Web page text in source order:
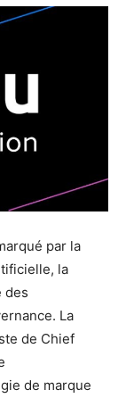
par la
la
des
La
de Chief
de marque